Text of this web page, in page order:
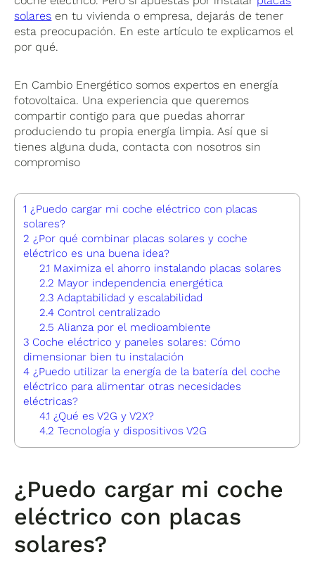
solares en tu vivienda o empresa, dejarás de tener
esta preocupación. En este artículo te explicamos el
por qué.
En Cambio Energético somos expertos en energía
fotovoltaica. Una experiencia que queremos
compartir contigo para que puedas ahorrar
produciendo tu propia energía limpia. Así que si
tienes alguna duda, contacta con nosotros sin
compromiso
1 ¿Puedo cargar mi coche eléctrico con placas
solares?
2 ¿Por qué combinar placas solares y coche
eléctrico es una buena idea?
2.1 Maximiza el ahorro instalando placas solares
2.2 Mayor independencia energética
2.3 Adaptabilidad y escalabilidad
2.4 Control centralizado
2.5 Alianza por el medioambiente
3 Coche eléctrico y paneles solares: Cómo
dimensionar bien tu instalación
4 ¿Puedo utilizar la energía de la batería del coche
eléctrico para alimentar otras necesidades
eléctricas?
4.1 ¿Qué es V2G y V2X?
4.2 Tecnología y dispositivos V2G
¿Puedo cargar mi coche
eléctrico con placas
solares?